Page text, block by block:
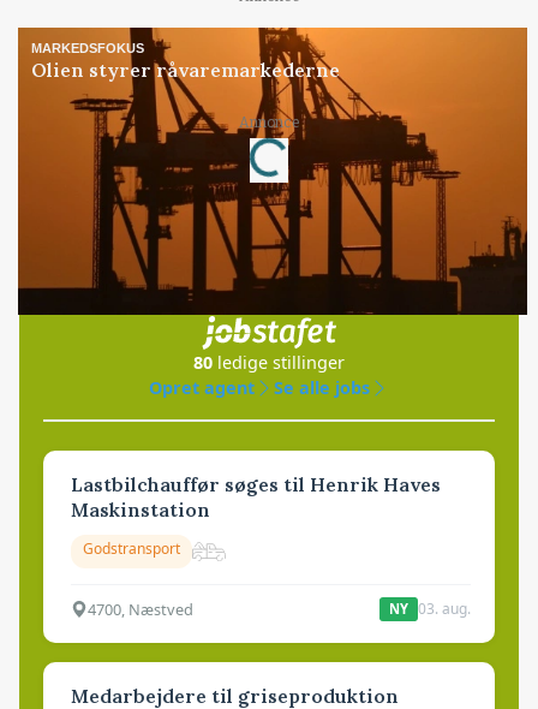
MARKEDSFOKUS
Olien styrer råvaremarkederne
Annonce
Loading...
Jobs
80 ledige stillinger
Opret agent
Se alle jobs
Lastbilchauffør søges til Henrik Haves
Maskinstation
Godstransport
4700, Næstved NY 03. aug.
Medarbejdere til griseproduktion